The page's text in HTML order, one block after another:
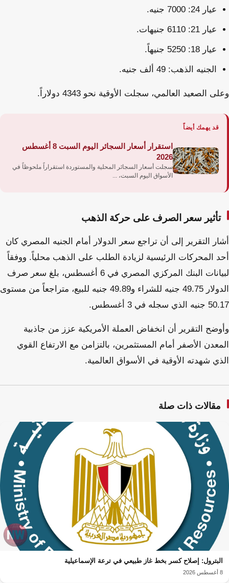
عيار 24: 7000 جنيه.
عيار 21: 6110 جنيهات.
عيار 18: 5250 جنيهاً.
الجنيه الذهب: 49 ألف جنيه.
وعلى الصعيد العالمي، سجلت الأوقية نحو 4343 دولاراً.
قد يهمك أيضاً
استقرار أسعار السجائر اليوم السبت 8 أغسطس
2026
سجلت أسعار السجائر المحلية والمستوردة استقراراً ملحوظاً في
الأسواق اليوم السبت، ...
تأثير سعر الصرف على حركة الذهب
أشار التقرير إلى أن تراجع سعر الدولار أمام الجنيه المصري كان
أحد المحركات الرئيسية لزيادة الطلب على الذهب محلياً. ووفقاً
لبيانات البنك المركزي المصري في 6 أغسطس، بلغ سعر صرف
الدولار 49.75 جنيه للشراء و49.89 جنيه للبيع، متراجعاً من مستوى
50.17 جنيه الذي سجله في 3 أغسطس.
وأوضح التقرير أن انخفاض العملة الأمريكية عزز من جاذبية
المعدن الأصفر أمام المستثمرين، بالتزامن مع الارتفاع القوي
الذي شهدته الأوقية في الأسواق العالمية.
مقالات ذات صلة
البترول: إصلاح كسر بخط غاز طبيعي في ترعة الإسماعيلية
8 أغسطس 2026